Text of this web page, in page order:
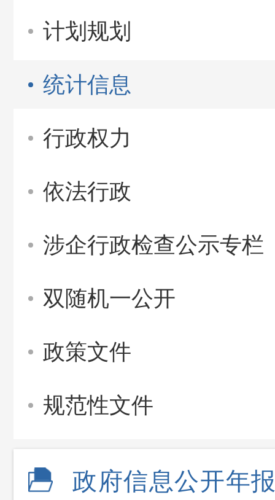
计划规划
统计信息
行政权力
依法行政
涉企行政检查公示专栏
双随机一公开
政策文件
规范性文件
政府信息公开年